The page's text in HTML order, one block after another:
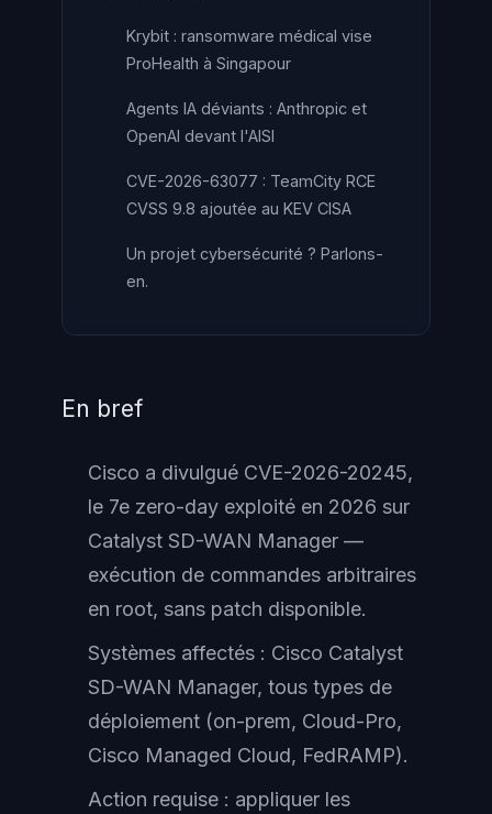
Krybit : ransomware médical vise
ProHealth à Singapour
Agents IA déviants : Anthropic et
OpenAI devant l'AISI
CVE-2026-63077 : TeamCity RCE
CVSS 9.8 ajoutée au KEV CISA
Un projet cybersécurité ? Parlons-
en.
En bref
Cisco a divulgué CVE-2026-20245,
le 7e zero-day exploité en 2026 sur
Catalyst SD-WAN Manager —
exécution de commandes arbitraires
en root, sans patch disponible.
Systèmes affectés : Cisco Catalyst
SD-WAN Manager, tous types de
déploiement (on-prem, Cloud-Pro,
Cisco Managed Cloud, FedRAMP).
Action requise : appliquer les